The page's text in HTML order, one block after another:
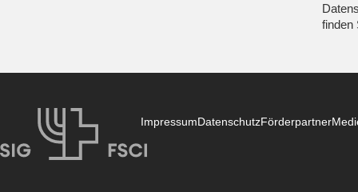
finden
ImpressumDatenschutzFörderpartner